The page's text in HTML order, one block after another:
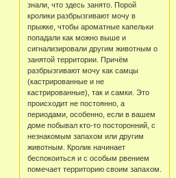
знали, что здесь занято. Порой
кролики разбрызгивают мочу в
прыжке, чтобы ароматные капельки
попадали как можно выше и
сигнализировали другим животным о
занятой территории. Причём
разбрызгивают мочу как самцы
(кастрированные и не
кастрированные), так и самки. Это
происходит не постоянно, а
периодами, особенно, если в вашем
доме побывал кто-то посторонний, с
незнакомым запахом или другим
животным. Кролик начинает
беспокоиться и с особым рвением
помечает территорию своим запахом.